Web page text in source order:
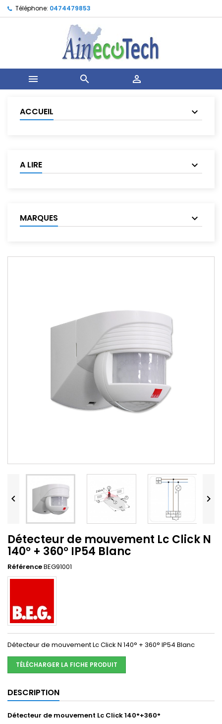
Téléphone: 0474479853
  
ACCUEIL
A LIRE
MARQUES
 
Détecteur de mouvement Lc Click N
140° + 360° IP54 Blanc
RéférenceBEG91001
Détecteur de mouvement Lc Click N 140° + 360° IP54 Blanc
TÉLÉCHARGER LA FICHE PRODUIT
DESCRIPTION
Détecteur de mouvement Lc Click 140°+360°